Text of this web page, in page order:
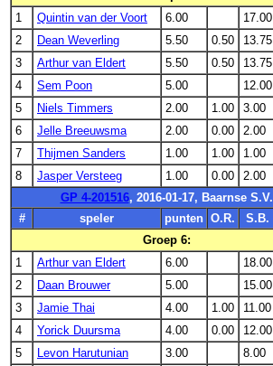
1
Quintin van der Voort 6.00 17.00
2
Dean Weverling 5.50 0.50 13.75
3
Arthur van Eldert 5.50 0.50 13.75
4
Sem Poon 5.00 12.00
5
Niels Timmers 2.00 1.00 3.00
6
Jelle Breeuwsma 2.00 0.00 2.00
7
Thijmen Sanders 1.00 1.00 1.00
8
Jasper Versteeg 1.00 0.00 2.00
GP 4-201516, 2016-01-17, Baarnse S.V.
#
speler punten O.R. S.B.
Groep 6:
1
Arthur van Eldert 6.00 18.00
2
Daan Brouwer 5.00 15.00
3
Jamie Thai 4.00 1.00 11.00
4
Yorick Duursma 4.00 0.00 12.00
5
Levon Harutunian 3.00 8.00